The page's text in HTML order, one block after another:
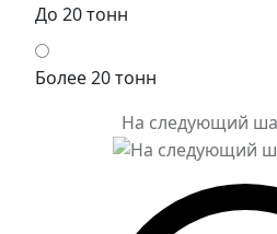
До 20 тонн
Более 20 тонн